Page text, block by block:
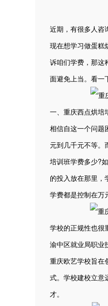
近期，有很多人咨
现在想学习做蛋糕
诉咱们学费，那这
面避免上当。看一
一、重庆西点烘培
相信自这一个问题
元到几千元不等。
培训班学费多少?
的投入放在那里，
学费都是控制在万
学校的正规性也很
渝中区就业局职业
重庆欧艺学校旨在
式。学校建校立意
才。